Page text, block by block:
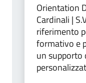
Orientation
Cardinali |
riferimento
formativo e
un supporto